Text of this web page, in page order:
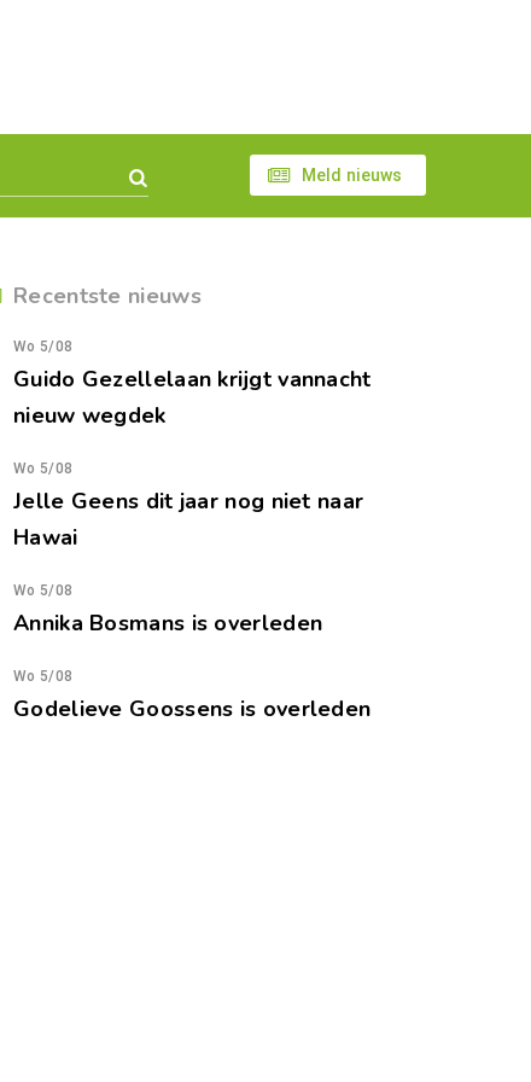
Meld nieuws
Recentste nieuws
Wo 5/08
Guido Gezellelaan krijgt vannacht
nieuw wegdek
Wo 5/08
Jelle Geens dit jaar nog niet naar
Hawai
Wo 5/08
Annika Bosmans is overleden
Wo 5/08
Godelieve Goossens is overleden